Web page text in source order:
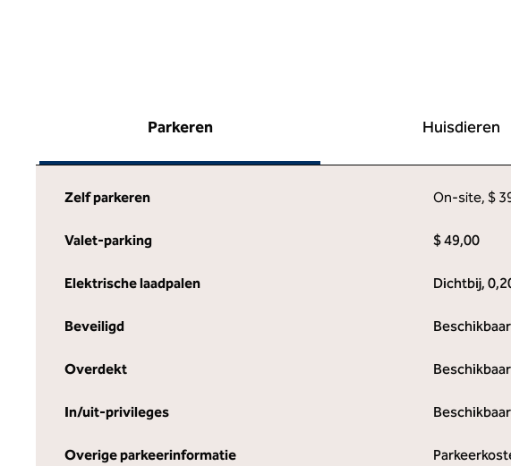
Parkeren Huisdieren
Zelf parkeren On-site, $
Valet-parking $ 49,00
Elektrische laadpalen Dichtbij,
Beveiligd Beschikbaar
Overdekt Beschikbaar
In/uit-privileges Beschikbaar
Overige parkeerinformatie